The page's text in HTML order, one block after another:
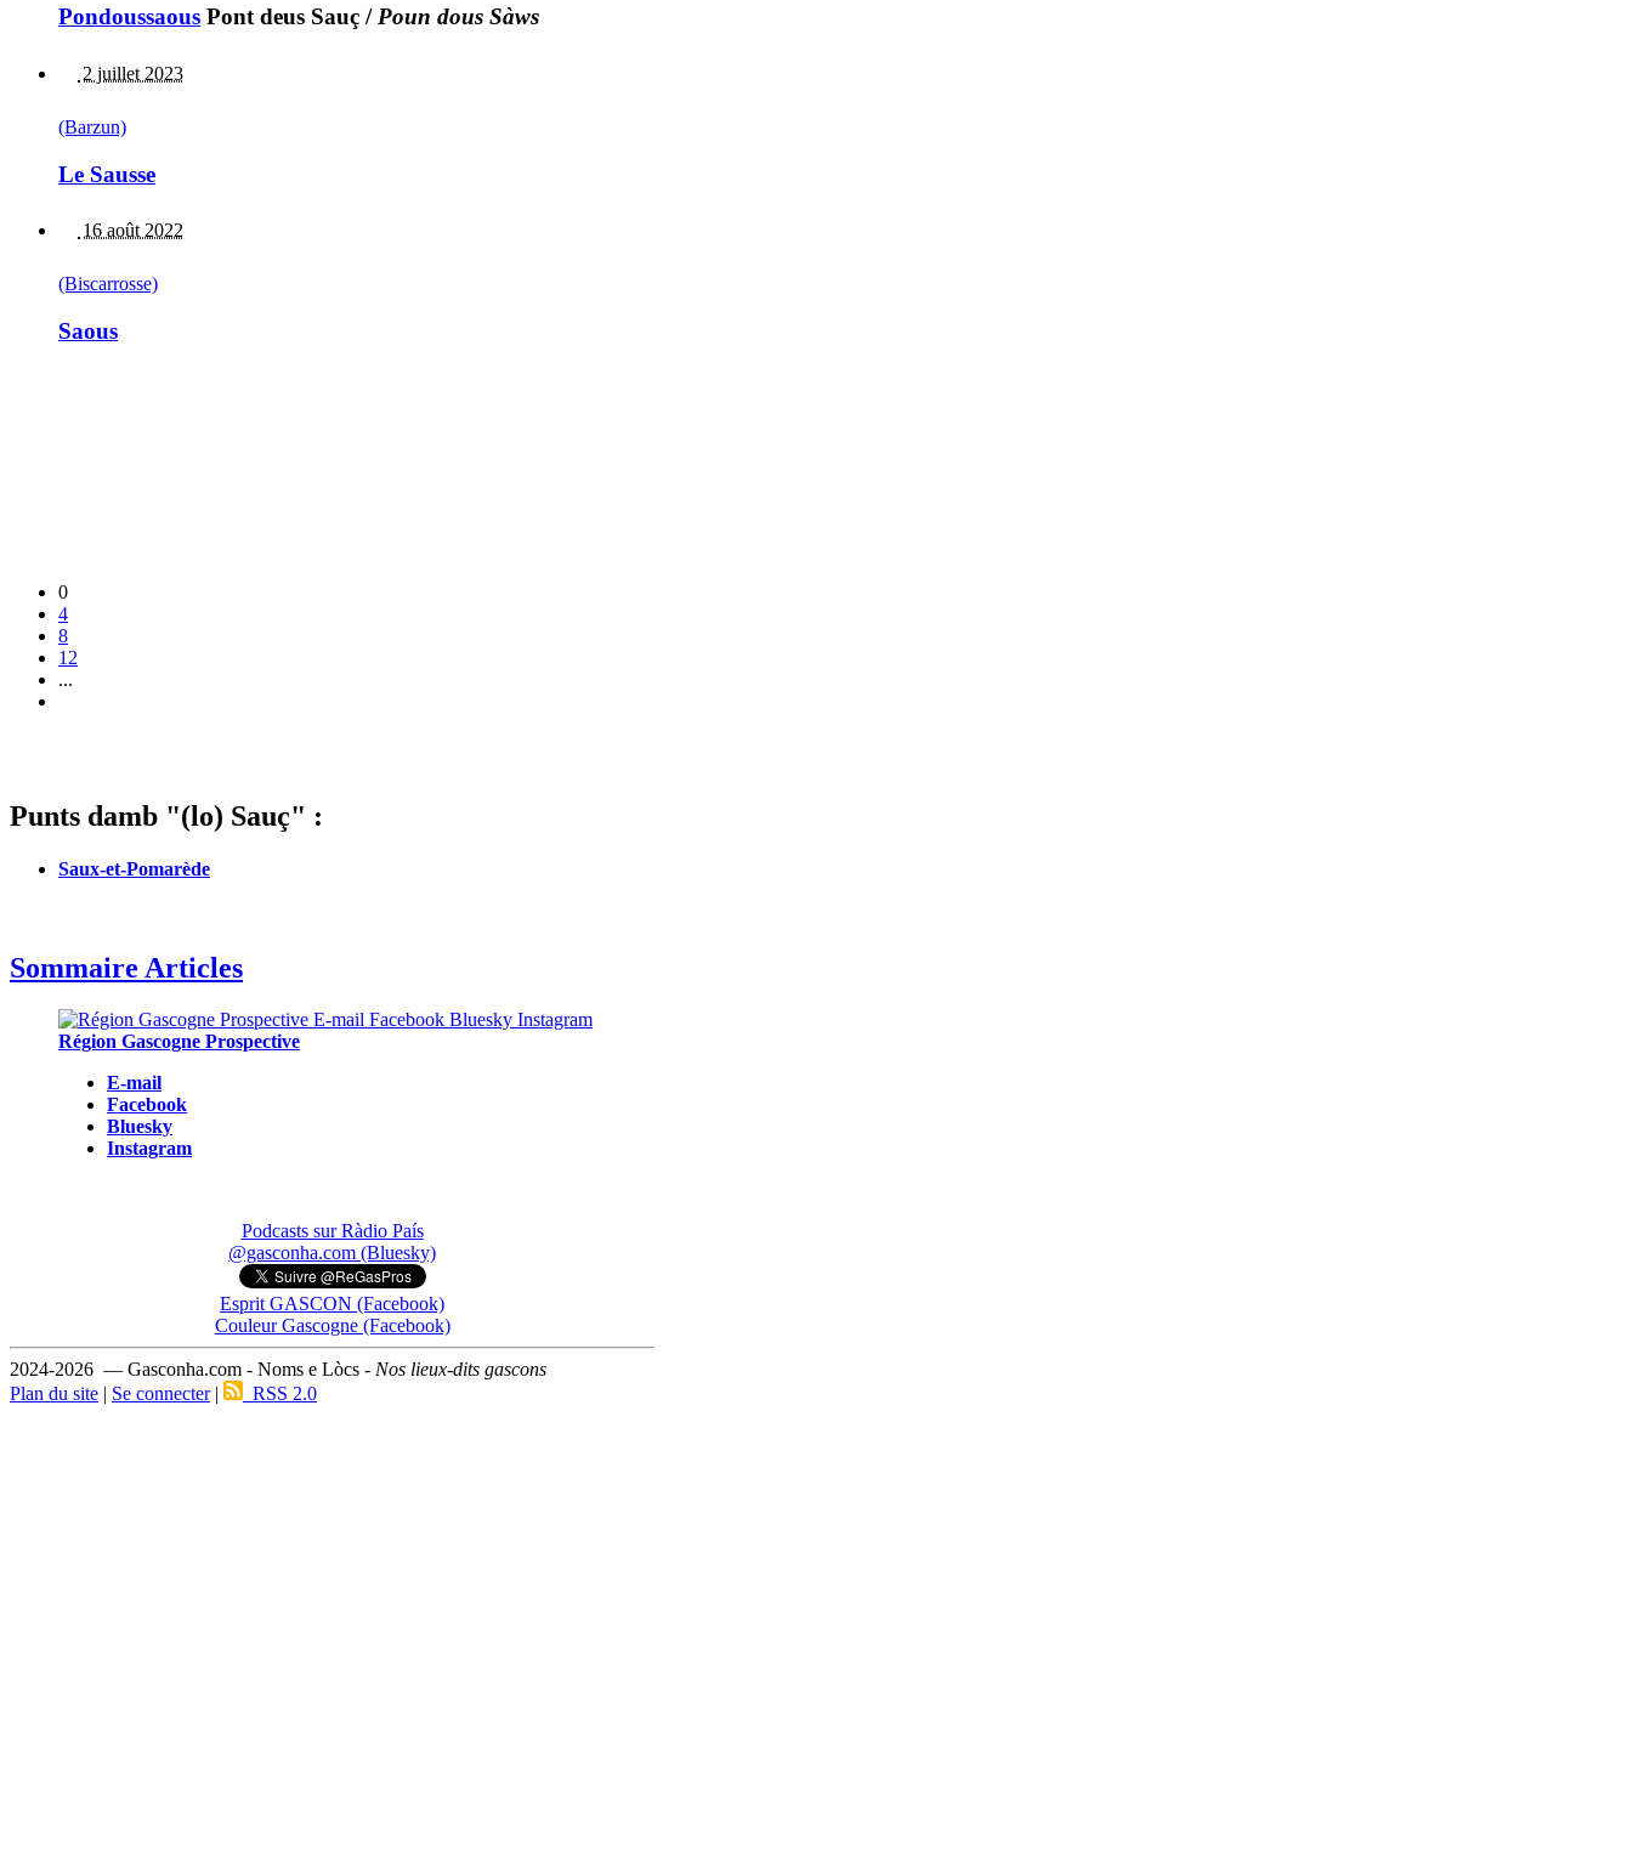
Pondoussaous Pont deus Sauç / Poun dous Sàws
2 juillet 2023
(Barzun)
Le Sausse
16 août 2022
(Biscarrosse)
Saous
0
4
8
12
...
Punts damb "(lo) Sauç" :
Saux-et-Pomarède
Sommaire Articles
Région Gascogne Prospective
E-mail
Facebook
Bluesky
Instagram
Podcasts sur Ràdio País
@gasconha.com (Bluesky)
Esprit GASCON (Facebook)
Couleur Gascogne (Facebook)
2024-2026 — Gasconha.com - Noms e Lòcs - Nos lieux-dits gascons
Plan du site | Se connecter| RSS 2.0